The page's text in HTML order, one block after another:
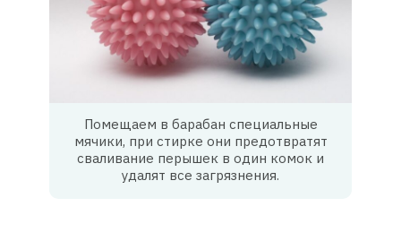
Помещаем в барабан специальные
мячики, при стирке они предотвратят
сваливание перышек в один комок и
удалят все загрязнения.